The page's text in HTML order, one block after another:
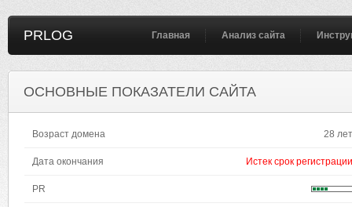
PRLOG Главная Анализ сайта
ОСНОВНЫЕ ПОКАЗАТЕЛИ САЙТА
Возраст домена 28 лет
Дата окончания Истек срок регистрации
PR